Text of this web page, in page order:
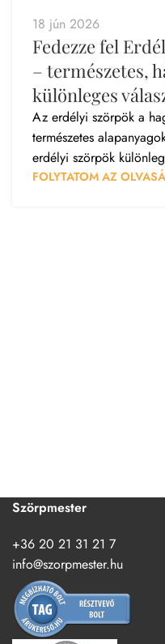
18 jún 2026
Fedezze fel
– természetes,
különleges
Az erdélyi szörpök a
természetes
erdélyi szörpök
FOLYTATOM AZ
Szörpmester
+36 20 21 31 21 7
info@szorpmester.hu